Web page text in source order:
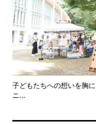

子どもたちへの想いを胸
ニ...